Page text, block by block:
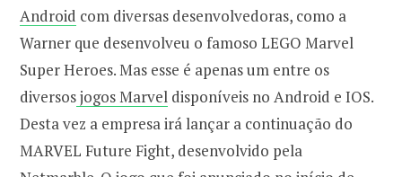
Android com diversas desenvolvedoras, como a
Warner que desenvolveu o famoso LEGO Marvel
Super Heroes. Mas esse é apenas um entre os
diversosjogos Marvel disponíveis no Android e IOS.
Desta vez a empresa irá lançar a continuação do
MARVEL Future Fight, desenvolvido pela